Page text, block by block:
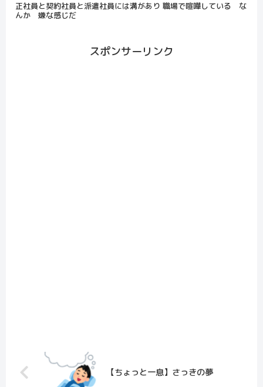
正社員と契約社員と派遣社員には溝があり 職場で喧嘩している な
んか 嫌な感じだ
スポンサーリンク
【ちょっと一息】さっきの夢